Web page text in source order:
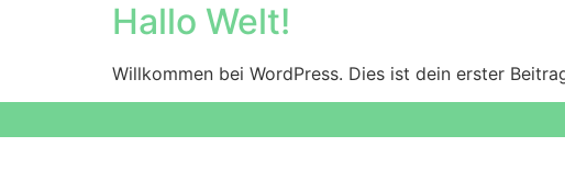
Hallo Welt!
Willkommen bei WordPress. Dies ist dein erster